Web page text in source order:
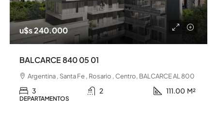
u$s 240.000
BALCARCE 840 05 01
Argentina , Santa Fe , Rosario , Centro, BALCARCE AL 800
3 2 111.00 M²
DEPARTAMENTOS